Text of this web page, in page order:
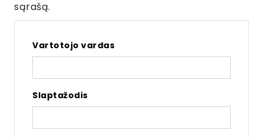
sąrašą.
Vartotojo vardas
Slaptažodis